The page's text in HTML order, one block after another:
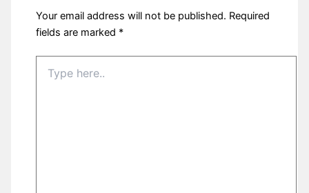
Your email address will not be published. Required
fields are marked *
here..